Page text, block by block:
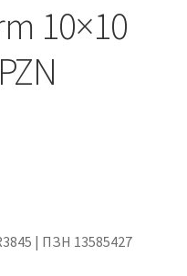
10×10
| ПЗН 13585427